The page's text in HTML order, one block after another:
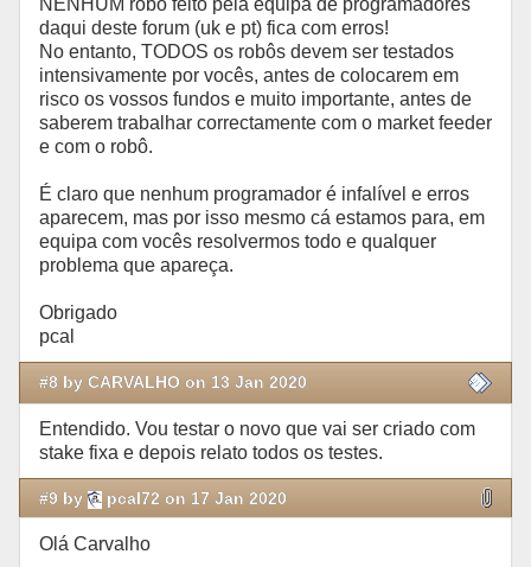
daqui deste forum (uk e pt) fica com erros!
No entanto, TODOS os robôs devem ser testados
intensivamente por vocês, antes de colocarem em
risco os vossos fundos e muito importante, antes de
saberem trabalhar correctamente com o market feeder
e com o robô.
É claro que nenhum programador é infalível e erros
aparecem, mas por isso mesmo cá estamos para, em
equipa com vocês resolvermos todo e qualquer
problema que apareça.
Obrigado
pcal
#8 by CARVALHO on 13 Jan 2020
Entendido. Vou testar o novo que vai ser criado com
stake fixa e depois relato todos os testes.
#9 by pcal72 on 17 Jan 2020
Olá Carvalho